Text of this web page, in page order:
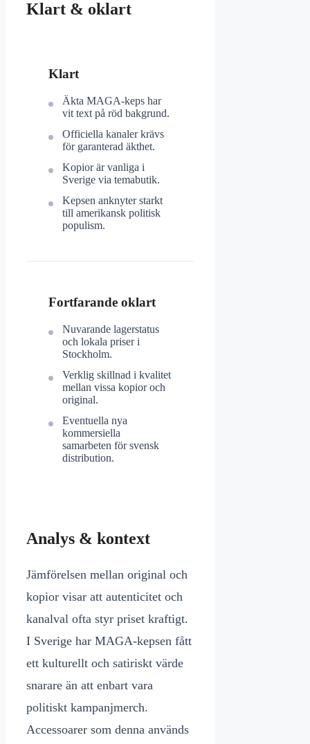
Klart & oklart
Klart
Äkta MAGA-keps har
vit text på röd bakgrund.
Officiella kanaler krävs
för garanterad äkthet.
Kopior är vanliga i
Sverige via temabutik.
Kepsen anknyter starkt
till amerikansk politisk
populism.
Fortfarande oklart
Nuvarande lagerstatus
och lokala priser i
Stockholm.
Verklig skillnad i kvalitet
mellan vissa kopior och
original.
Eventuella nya
kommersiella
samarbeten för svensk
distribution.
Analys & kontext
Jämförelsen mellan original och
kopior visar att autenticitet och
kanalval ofta styr priset kraftigt.
I Sverige har MAGA-kepsen fått
ett kulturellt och satiriskt värde
snarare än att enbart vara
politiskt kampanjmerch.
Accessoarer som denna används